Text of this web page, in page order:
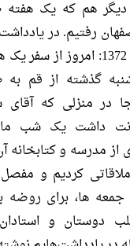
هم که یک هفته
به اصفهان رفتیم. در
«جمعه 29 مرداد 1372: امروز
گذشته از قم
در منزلی که آقای
داشت یک شب
از مدرسه و کتابخانه
ملاقاتی کردیم و
ها، برای روضه
دوستان و